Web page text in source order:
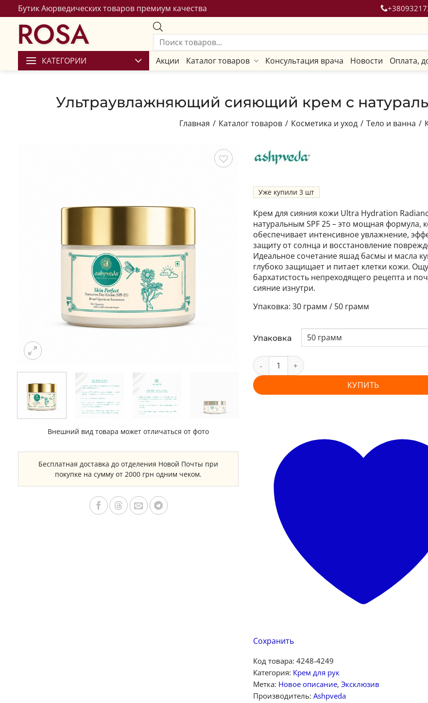
Бутик Аюрведических товаров премиум качества
ROSA
КАТЕГОРИИ Акции Каталог товаров Консультация врача Новости Оплата,
Ультраувлажняющий сияющий крем с
Главная / Каталог товаров / Косметика и уход / Тело и ванна /
Внешний вид товара может отличаться от фото
Бесплатная доставка до отделения Новой Почты при
покупке на сумму от 2000 грн одним чеком.
Уже купили 3
Крем для сияния кожи Ultra Hydration
натуральным SPF 25 – это мощная формула,
обеспечивает интенсивное увлажнение,
защиту от солнца и восстановление
Идеальное сочетание яшад басмы и масла
глубоко защищает и питает клетки кожи.
бархатистость непреходящего рецепта и
сияние изнутри.
30 грамм / 50 грамм
Упаковка
КУПИТЬ
Сохранить
Код товара: 4248-4249
Категория: Крем для рук
Метка: Новое описание, Эксклюзив
Производитель: Ashpveda